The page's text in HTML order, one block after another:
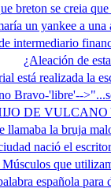
breton se creia
un yankee a una
intermediario
¿Aleación de
está realizada la
Bravo-'libre'--
DE
llamaba la bruja
nació el
que
española